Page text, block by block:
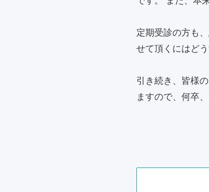
定期受診の方も
せて頂くにはど
引き続き、皆様
ますので、何卒